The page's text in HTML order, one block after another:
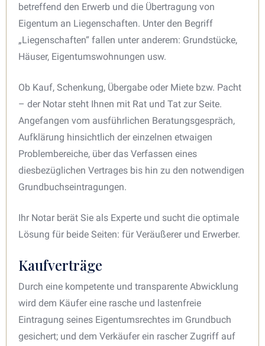
betreffend den Erwerb und die Übertragung von
Eigentum an Liegenschaften. Unter den Begriff
„Liegenschaften“ fallen unter anderem: Grundstücke,
Häuser, Eigentumswohnungen usw.
Ob Kauf, Schenkung, Übergabe oder Miete bzw. Pacht
– der Notar steht Ihnen mit Rat und Tat zur Seite.
Angefangen vom ausführlichen Beratungsgespräch,
Aufklärung hinsichtlich der einzelnen etwaigen
Problembereiche, über das Verfassen eines
diesbezüglichen Vertrages bis hin zu den notwendigen
Grundbuchseintragungen.
Ihr Notar berät Sie als Experte und sucht die optimale
Lösung für beide Seiten: für Veräußerer und Erwerber.
Kaufverträge
Durch eine kompetente und transparente Abwicklung
wird dem Käufer eine rasche und lastenfreie
Eintragung seines Eigentumsrechtes im Grundbuch
gesichert; und dem Verkäufer ein rascher Zugriff auf